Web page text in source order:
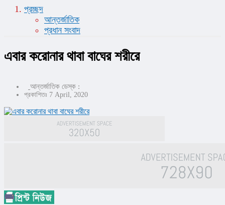
প্রচ্ছদ
আন্তর্জাতিক
প্রধান সংবাদ
এবার করোনার থাবা বাঘের শরীরে
আন্তর্জাতিক ডেস্ক :
প্রকাশিতঃ 7 April, 2020